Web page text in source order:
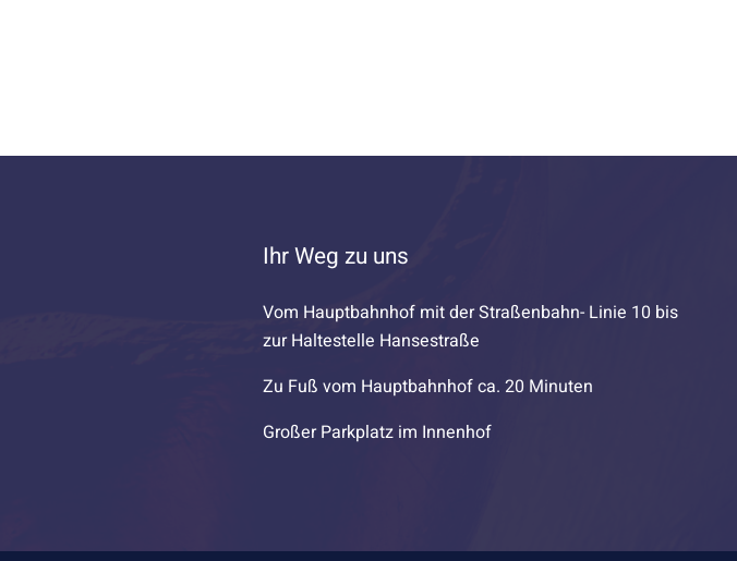
Ihr Weg zu uns
Vom Hauptbahnhof mit der Straßenbahn- Linie 10 bis
zur Haltestelle Hansestraße
Zu Fuß vom Hauptbahnhof ca. 20 Minuten
Großer Parkplatz im Innenhof